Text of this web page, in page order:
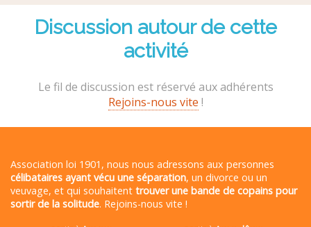
Discussion autour de cette
activité
Le fil de discussion est réservé aux adhérents
Rejoins-nous vite !
Association loi 1901, nous nous adressons aux personnes
célibataires ayant vécu une séparation, un divorce ou un
veuvage, et qui souhaitent trouver une bande de copains pour
sortir de la solitude. Rejoins-nous vite !